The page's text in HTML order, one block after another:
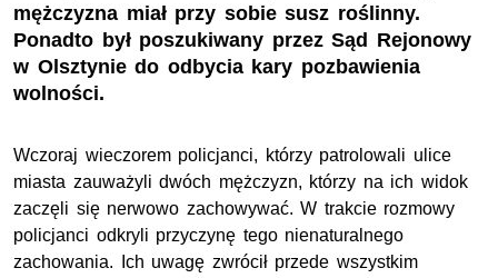
mężczyzna miał przy sobie susz roślinny.
Ponadto był poszukiwany przez Sąd Rejonowy
w Olsztynie do odbycia kary pozbawienia
wolności.
Wczoraj wieczorem policjanci, którzy patrolowali ulice
miasta zauważyli dwóch mężczyzn, którzy na ich widok
zaczęli się nerwowo zachowywać. W trakcie rozmowy
policjanci odkryli przyczynę tego nienaturalnego
zachowania. Ich uwagę zwrócił przede wszystkim